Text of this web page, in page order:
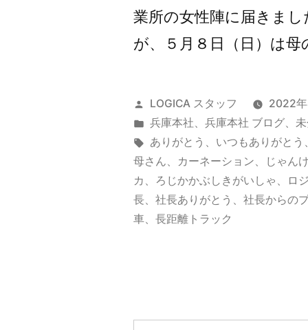
業所の女性陣に届きま
が、５月８日（日）は
投
稿
者:
LOGICA スタッフ
2022
カ
テ
ゴ
リ
ー:
兵庫本社、兵庫本社 ブログ、
タ
グ:
ありがとう 、 いつもありがとう
母さん、 カーネーション、
じゃん
カ 、 ろじかかぶしきがいしゃ 、
ロ
長、社長ありがとう 、社長からの
車、長距離トラック